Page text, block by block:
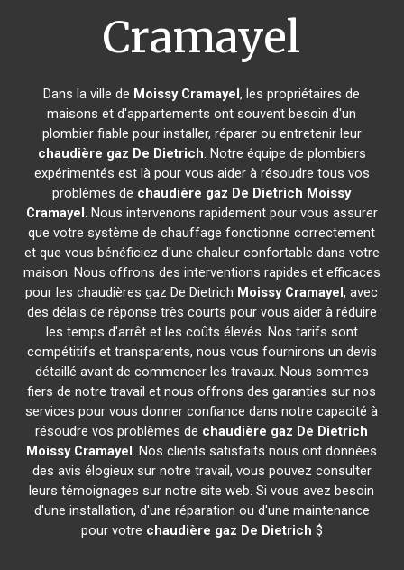
Cramayel
Dans la ville de Moissy Cramayel, les propriétaires de
maisons et d'appartements ont souvent besoin d'un
plombier fiable pour installer, réparer ou entretenir leur
chaudière gaz De Dietrich. Notre équipe de plombiers
expérimentés est là pour vous aider à résoudre tous vos
problèmes de chaudière gaz De Dietrich Moissy
Cramayel. Nous intervenons rapidement pour vous assurer
que votre système de chauffage fonctionne correctement
et que vous bénéficiez d'une chaleur confortable dans votre
maison. Nous offrons des interventions rapides et efficaces
pour les chaudières gaz De Dietrich Moissy Cramayel, avec
des délais de réponse très courts pour vous aider à réduire
les temps d'arrêt et les coûts élevés. Nos tarifs sont
compétitifs et transparents, nous vous fournirons un devis
détaillé avant de commencer les travaux. Nous sommes
fiers de notre travail et nous offrons des garanties sur nos
services pour vous donner confiance dans notre capacité à
résoudre vos problèmes de chaudière gaz De Dietrich
Moissy Cramayel. Nos clients satisfaits nous ont données
des avis élogieux sur notre travail, vous pouvez consulter
leurs témoignages sur notre site web. Si vous avez besoin
d'une installation, d'une réparation ou d'une maintenance
pour votre chaudière gaz De Dietrich $